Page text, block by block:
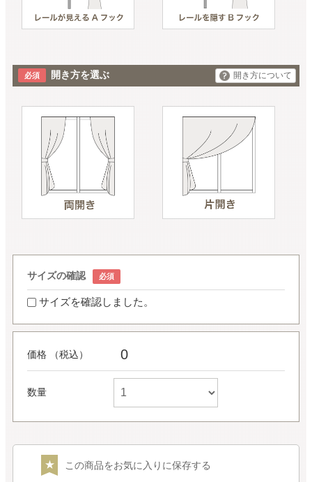
開き方を選ぶ 開き方について
サイズの確認
サイズを確認しました。
価格 （税込） 0
数量
この商品をお気に入りに保存する